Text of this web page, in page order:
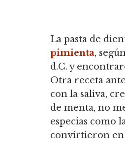
La pasta de
pimienta,
d.C. y
Otra receta
con la saliva,
de menta, no
especias como
convirtieron en